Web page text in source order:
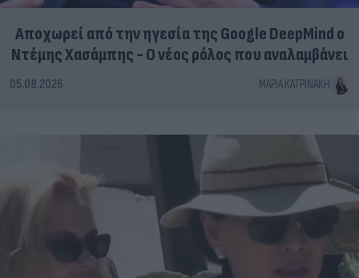
Αποχωρεί από την ηγεσία της Google DeepMind ο
Ντέμης Χασάμπης - Ο νέος ρόλος που αναλαμβάνει
05.08.2026 ΜΑΡΊΑ ΚΑΤΡΙΝΆΚΗ